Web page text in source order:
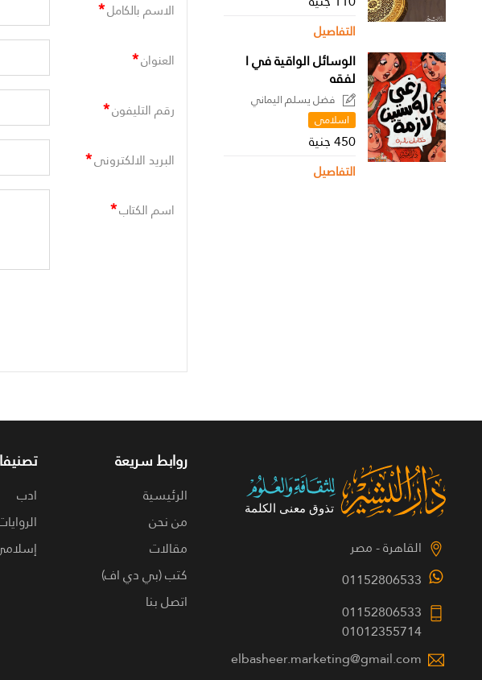
التفاصيل
الوسائل الواقية في ا
لفقه
فضل يسلم اليماني
اسلامى
450 جنية
التفاصيل
الاسم بالكامل*
العنوان*
رقم التليفون*
البريد الالكترونى*
اسم الكتاب*
القاهرة - مصر
01152806533
01152806533
01012355714
elbasheer.marketing@gmail.com
روابط سريعة
الرئيسية
من نحن
مقالات
كتب (بي دي اف)
اتصل بنا
ادب